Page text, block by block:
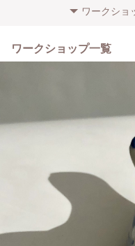
暖かさが魅力です。
自分で作った食器でテーブル
ます。
カリキュラムにしたがって進
お皿やカップなどのテーブ
ー、陶器のお雛様、等のワー
生徒作品展や、ワークショッ
オランダから先生をお招きし
ポタリーマードレー絵付け教
東京では東大和教室、国立
山梨の小淵沢にもギャラリー
ワークショ
ワークショップ一覧